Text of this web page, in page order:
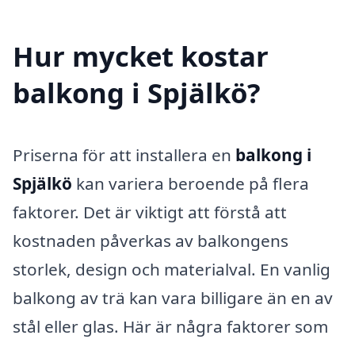
Hur mycket kostar
balkong i Spjälkö?
Priserna för att installera en balkong i
Spjälkö kan variera beroende på flera
faktorer. Det är viktigt att förstå att
kostnaden påverkas av balkongens
storlek, design och materialval. En vanlig
balkong av trä kan vara billigare än en av
stål eller glas. Här är några faktorer som